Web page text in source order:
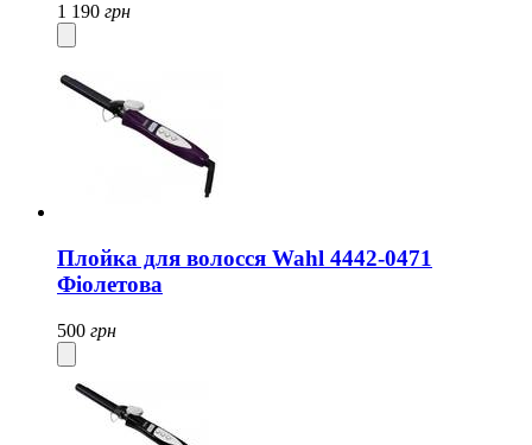
1 190 грн
Плойка для волосся Wahl 4442-0471
Фіолетова
500 грн